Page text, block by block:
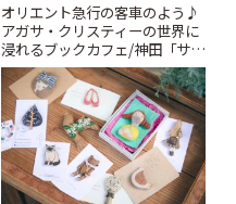
オリエント急行の客車のよう♪
アガサ・クリスティーの世界に
浸れるブックカフェ/神田「サロ
ンクリスティ」 | ことりっぷ